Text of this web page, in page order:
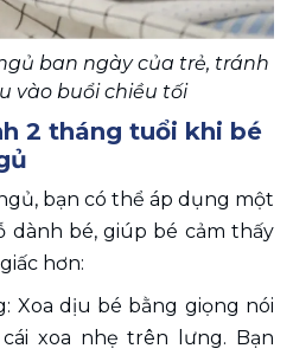
ban ngày của trẻ, tránh
vào buổi chiều tối
2 tháng tuổi khi bé
bạn có thể áp dụng một
dành bé, giúp bé cảm thấy
hơn:
Xoa dịu bé bằng giọng nói
xoa nhẹ trên lưng. Bạn